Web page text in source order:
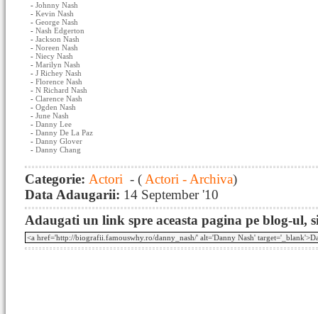
- Johnny Nash
- Kevin Nash
- George Nash
- Nash Edgerton
- Jackson Nash
- Noreen Nash
- Niecy Nash
- Marilyn Nash
- J Richey Nash
- Florence Nash
- N Richard Nash
- Clarence Nash
- Ogden Nash
- June Nash
- Danny Lee
- Danny De La Paz
- Danny Glover
- Danny Chang
Categorie: Actori - ( Actori - Archiva)
Data Adaugarii: 14 September '10
Adaugati un link spre aceasta pagina pe blog-ul,